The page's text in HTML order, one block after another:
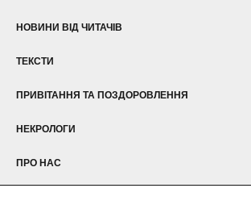
НОВИНИ ВІД ЧИТАЧІВ
ТЕКСТИ
ПРИВІТАННЯ ТА ПОЗДОРОВЛЕННЯ
НЕКРОЛОГИ
ПРО НАС